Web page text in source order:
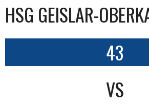
HSG GEISLAR-
43
VS